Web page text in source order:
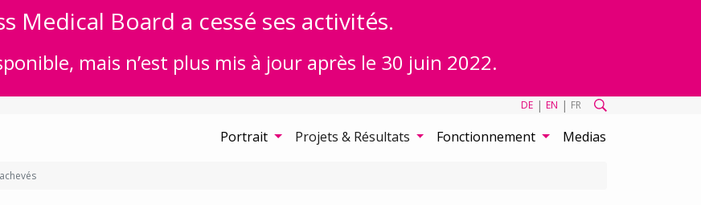
Medical Board a cessé ses activités.
mais n’est plus mis à jour après le 30 juin 2022.
DE | EN | FR
Portrait Projets & Résultats Fonctionnement Medias